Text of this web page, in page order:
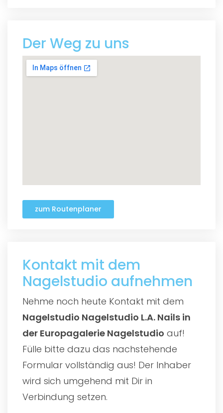
Der Weg zu uns
zum Routenplaner
Kontakt mit dem
Nagelstudio aufnehmen
Nehme noch heute Kontakt mit dem
Nagelstudio Nagelstudio L.A. Nails in
der Europagalerie Nagelstudio auf!
Fülle bitte dazu das nachstehende
Formular vollständig aus! Der Inhaber
wird sich umgehend mit Dir in
Verbindung setzen.